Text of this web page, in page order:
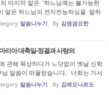
마지막 말은 '하느님께는 불가능한
말은 하느님의 전지전능하심을 말하
러나 그 전지전능하심은 하느님만
늘 복음에서 볼 수 있습니다. 하느
말씀나누기 By 김명겸요한
리아 대축일-정결과 사랑의
관해 묵상하다가 느닷없이 옛날 신학
님 말씀이 떠올랐습니다. 너희는 가서
것으로서 당신 본당에 새 사제가 보
무염시태 축일 강론을 이렇게 했답니
말씀나누기 By 김레오나르도